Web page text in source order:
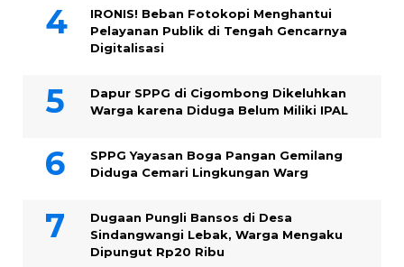
IRONIS! Beban Fotokopi Menghantui
Pelayanan Publik di Tengah Gencarnya
Digitalisasi
Dapur SPPG di Cigombong Dikeluhkan
Warga karena Diduga Belum Miliki IPAL
SPPG Yayasan Boga Pangan Gemilang
Diduga Cemari Lingkungan Warg
Dugaan Pungli Bansos di Desa
Sindangwangi Lebak, Warga Mengaku
Dipungut Rp20 Ribu